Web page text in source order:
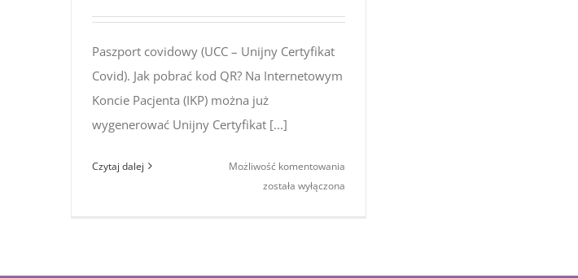
Paszport covidowy (UCC – Unijny Certyfikat
Covid). Jak pobrać kod QR? Na Internetowym
Koncie Pacjenta (IKP) można już
wygenerować Unijny Certyfikat [...]
Czytaj dalej Możliwość komentowania
została wyłączona